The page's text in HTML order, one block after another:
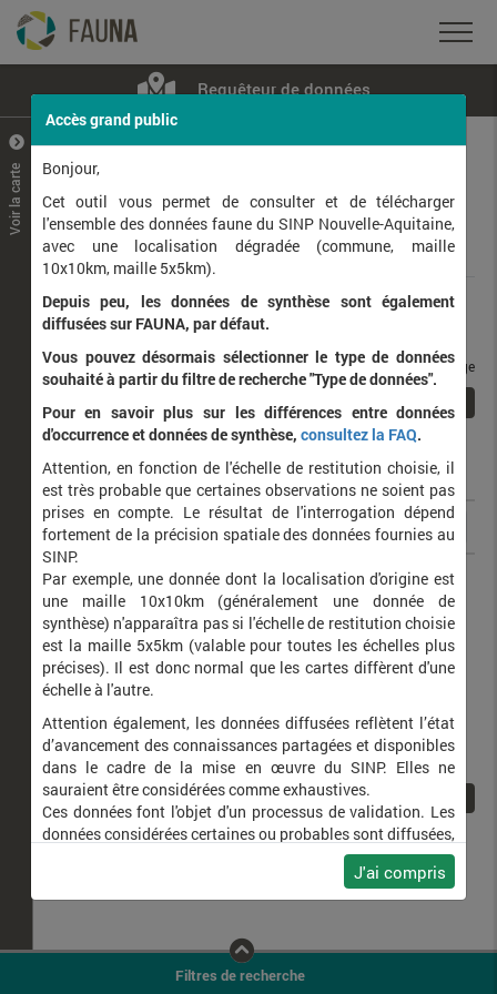
Requêteur de données
+
–
Voir la carte
Données
Rang taxonomique :
Affichage de1à 1sur1
taxons / page
Nom latin Nom vernaculaire
Theba pisana Caragouille rosée
Filtres de recherche
Accès grand public
Bonjour,
Cet outil vous permet de consulter et de télécharger
l'ensemble des données faune du SINP Nouvelle-Aquitaine,
avec une localisation dégradée (commune, maille
10x10km, maille 5x5km).
Depuis peu, les données de synthèse sont également
diffusées sur FAUNA, par défaut.
Vous pouvez désormais sélectionner le type de données
souhaité à partir du filtre de recherche "Type de données".
Pour en savoir plus sur les différences entre données
d'occurrence et données de synthèse, consultez la FAQ.
Attention, en fonction de l'échelle de restitution choisie, il
est très probable que certaines observations ne soient pas
prises en compte. Le résultat de l'interrogation dépend
fortement de la précision spatiale des données fournies au
SINP.
Par exemple, une donnée dont la localisation d'origine est
une maille 10x10km (généralement une donnée de
synthèse) n'apparaîtra pas si l'échelle de restitution choisie
est la maille 5x5km (valable pour toutes les échelles plus
précises). Il est donc normal que les cartes diffèrent d'une
échelle à l'autre.
Attention également, les données diffusées reflètent l’état
d’avancement des connaissances partagées et disponibles
dans le cadre de la mise en œuvre du SINP. Elles ne
sauraient être considérées comme exhaustives.
Ces données font l'objet d'un processus de validation. Les
données considérées certaines ou probables sont diffusées,
ainsi que celles pour lesquelles la méthode n'est pas
J'ai compris